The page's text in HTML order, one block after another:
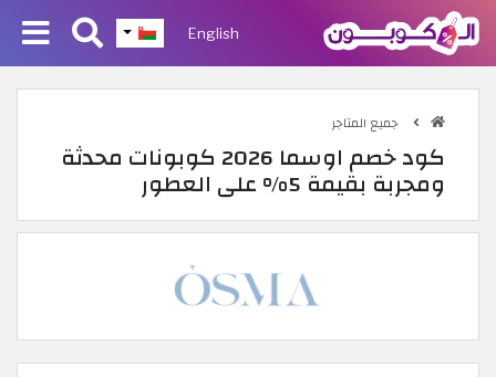
English
جميع المتاجر
كود خصم اوسما 2026 كوبونات محدثة
ومجربة بقيمة 5% على العطور